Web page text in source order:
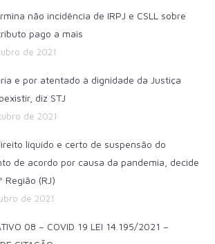
não incidência de IRPJ e CSLL sobre
pago a mais
de 2021
e por atentado à dignidade da Justiça
diz STJ
de 2021
líquido e certo de suspensão do
de acordo por causa da pandemia, decide
Região (RJ)
de 2021
08 – COVID 19 LEI 14.195/2021 –